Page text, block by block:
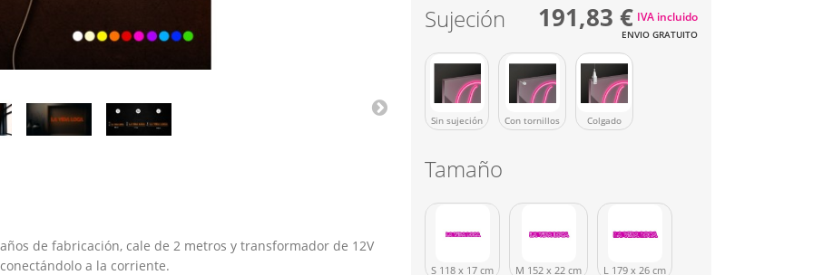
de fabricación, cale de 2 metros y transformador de 12V
a la corriente.
Sujeción
Sin sujeción Con tornillos Colgado
Tamaño
S 118 x 17 cm M 152 x 22 cm L 179 x 26 cm
191,83 €
ENVIO GRATUITO
IVA incluido